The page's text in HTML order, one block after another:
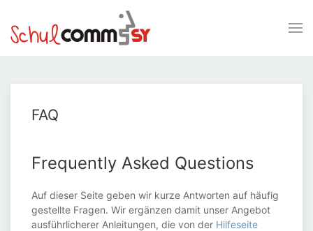
FAQ
Frequently Asked Questions
Auf dieser Seite geben wir kurze Antworten auf häufig
gestellte Fragen. Wir ergänzen damit unser Angebot
ausführlicherer Anleitungen, die von der Hilfeseite